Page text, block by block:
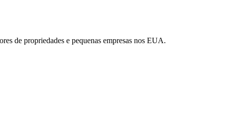
de propriedades e pequenas empresas nos EUA.